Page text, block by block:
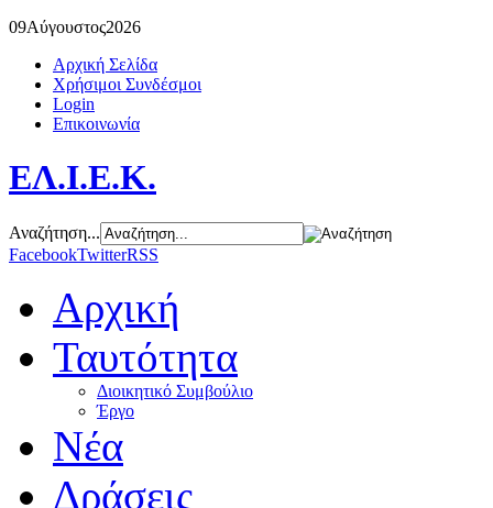
09Αύγουστος2026
Αρχική Σελίδα
Χρήσιμοι Συνδέσμοι
Login
Επικοινωνία
ΕΛ.Ι.Ε.Κ.
Αναζήτηση...
FacebookTwitterRSS
Αρχική
Ταυτότητα
Διοικητικό Συμβούλιο
Έργο
Νέα
Δράσεις